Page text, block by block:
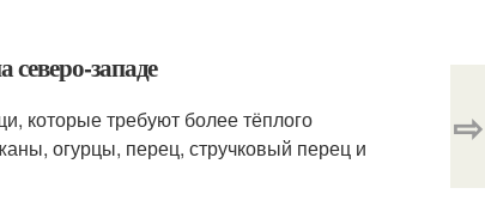
западе
которые требуют более тёплого
огурцы, перец, стручковый перец и
⇨